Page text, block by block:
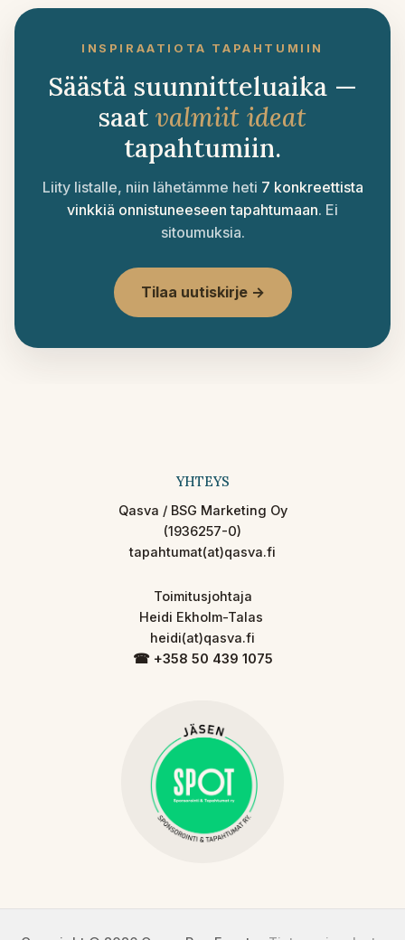
INSPIRAATIOTA TAPAHTUMIIN
Säästä suunnitteluaika —
saat valmiit ideat
tapahtumiin.
Liity listalle, niin lähetämme heti 7 konkreettista
vinkkiä onnistuneeseen tapahtumaan. Ei
sitoumuksia.
Tilaa uutiskirje →
YHTEYS
Qasva / BSG Marketing Oy
(1936257-0)
tapahtumat(at)qasva.fi
Toimitusjohtaja
Heidi Ekholm-Talas
heidi(at)qasva.fi
☎︎ +358 50 439 1075